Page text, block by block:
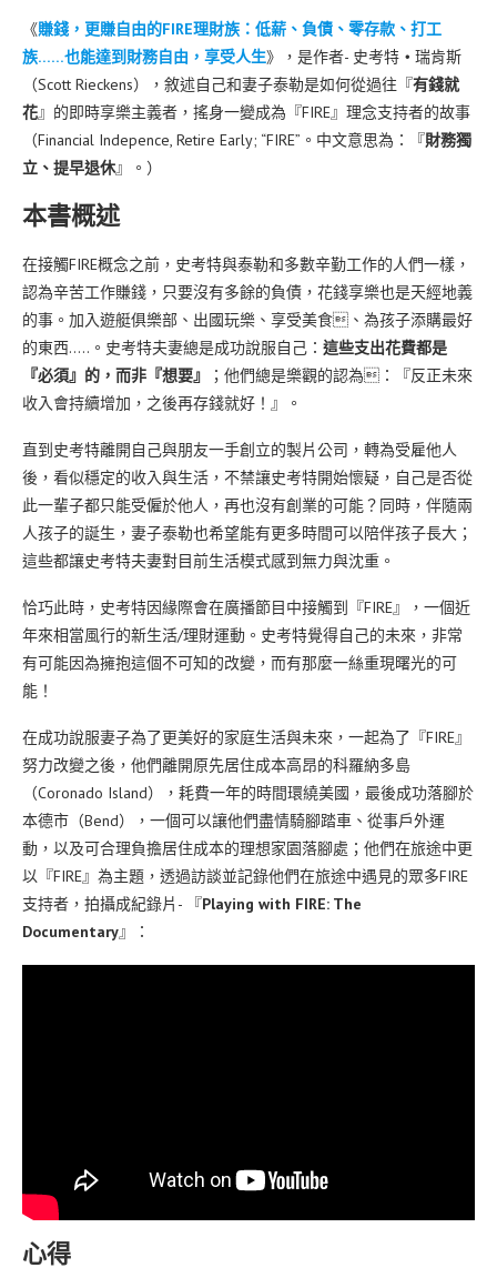
《賺錢，更賺自由的FIRE理財族：低薪、負債、零存款、打工
族……也能達到財務自由，享受人生》，是作者- 史考特 ‧ 瑞肯斯
（Scott Rieckens），敘述自己和妻子泰勒是如何從過往『有錢就
花』的即時享樂主義者，搖身一變成為『FIRE』理念支持者的故事
（Financial Indepence, Retire Early; “FIRE”。中文意思為：『財務獨
立、提早退休』。）
本書概述
在接觸FIRE概念之前，史考特與泰勒和多數辛勤工作的人們一樣，
認為辛苦工作賺錢，只要沒有多餘的負債，花錢享樂也是天經地義
的事。加入遊艇俱樂部、出國玩樂、享受美食、為孩子添購最好
的東西…..。史考特夫妻總是成功說服自己： 這些支出花費都是
『必須』的，而非『想要』
；他們總是樂觀的認為：『反正未來
收入會持續增加，之後再存錢就好！』。
直到史考特離開自己與朋友一手創立的製片公司，轉為受雇他人
後，看似穩定的收入與生活，不禁讓史考特開始懷疑，自己是否從
此一輩子都只能受僱於他人，再也沒有創業的可能？同時，伴隨兩
人孩子的誕生，妻子泰勒也希望能有更多時間可以陪伴孩子長大；
這些都讓史考特夫妻對目前生活模式感到無力與沈重。
恰巧此時，史考特因緣際會在廣播節目中接觸到『FIRE』，一個近
年來相當風行的新生活/理財運動。史考特覺得自己的未來，非常
有可能因為擁抱這個不可知的改變，而有那麼一絲重現曙光的可
能！
在成功說服妻子為了更美好的家庭生活與未來，一起為了『FIRE』
努力改變之後，他們離開原先居住成本高昂的科羅納多島
（Coronado Island），耗費一年的時間環繞美國，最後成功落腳於
本德市（Bend），一個可以讓他們盡情騎腳踏車、從事戶外運
動，以及可合理負擔居住成本的理想家園落腳處；他們在旅途中更
以『FIRE』為主題，透過訪談並記錄他們在旅途中遇見的眾多FIRE
支持者，拍攝成紀錄片- 『Playing with FIRE: The
Documentary』：
心得